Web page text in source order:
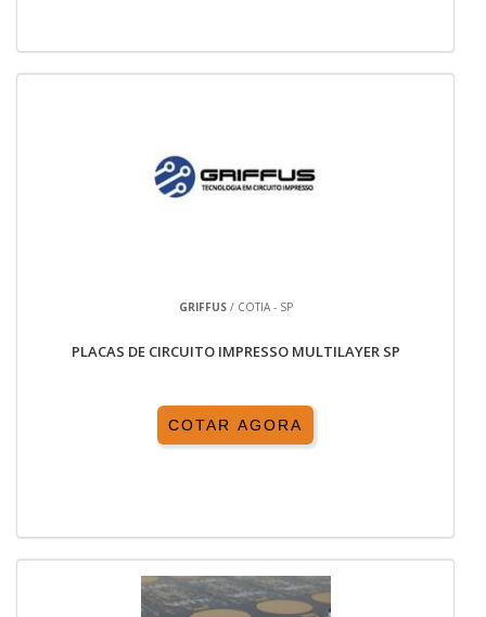
GRIFFUS/ COTIA - SP
PLACAS DE CIRCUITO IMPRESSO MULTILAYER SP
COTAR AGORA